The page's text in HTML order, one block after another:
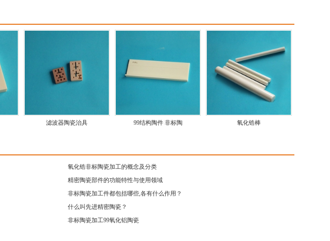
滤波器陶瓷治具 99结构陶件 非标陶 氧化锆棒
氧化锆非标陶瓷加工的概念及分类
精密陶瓷部件的功能特性与使用领域
非标陶瓷加工件都包括哪些,各有什么作用？
什么叫先进精密陶瓷？
非标陶瓷加工99氧化铝陶瓷